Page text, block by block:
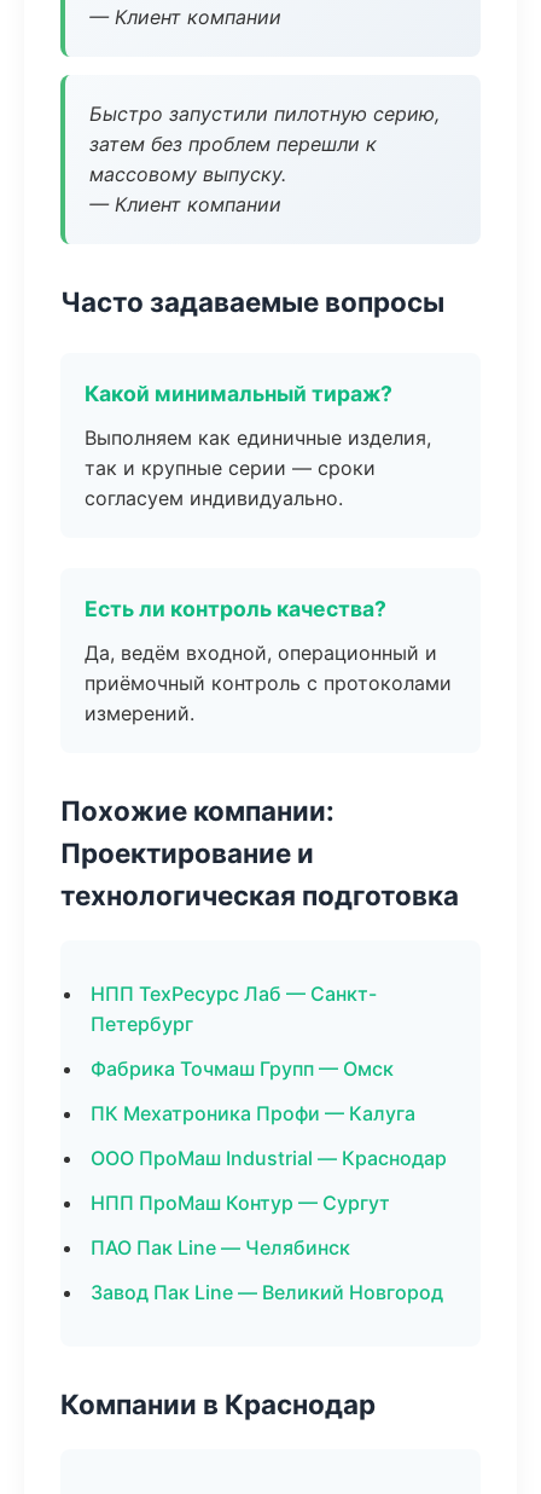
— Клиент компании
Быстро запустили пилотную серию,
затем без проблем перешли к
массовому выпуску.
— Клиент компании
Часто задаваемые вопросы
Какой минимальный тираж?
Выполняем как единичные изделия,
так и крупные серии — сроки
согласуем индивидуально.
Есть ли контроль качества?
Да, ведём входной, операционный и
приёмочный контроль с протоколами
измерений.
Похожие компании:
Проектирование и
технологическая подготовка
НПП ТехРесурс Лаб — Санкт-
Петербург
Фабрика Точмаш Групп — Омск
ПК Мехатроника Профи — Калуга
ООО ПроМаш Industrial — Краснодар
НПП ПроМаш Контур — Сургут
ПАО Пак Line — Челябинск
Завод Пак Line — Великий Новгород
Компании в Краснодар